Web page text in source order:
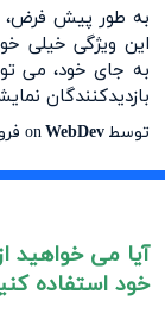
به طور پیش فرض،
این ویژگی خیلی
به جای خود، می
بازدیدکنندگان
توسطWebDev
on
آیا می
خود استفاده